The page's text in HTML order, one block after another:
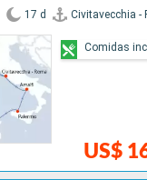
17 d Civitavecchia -
US$
Comidas